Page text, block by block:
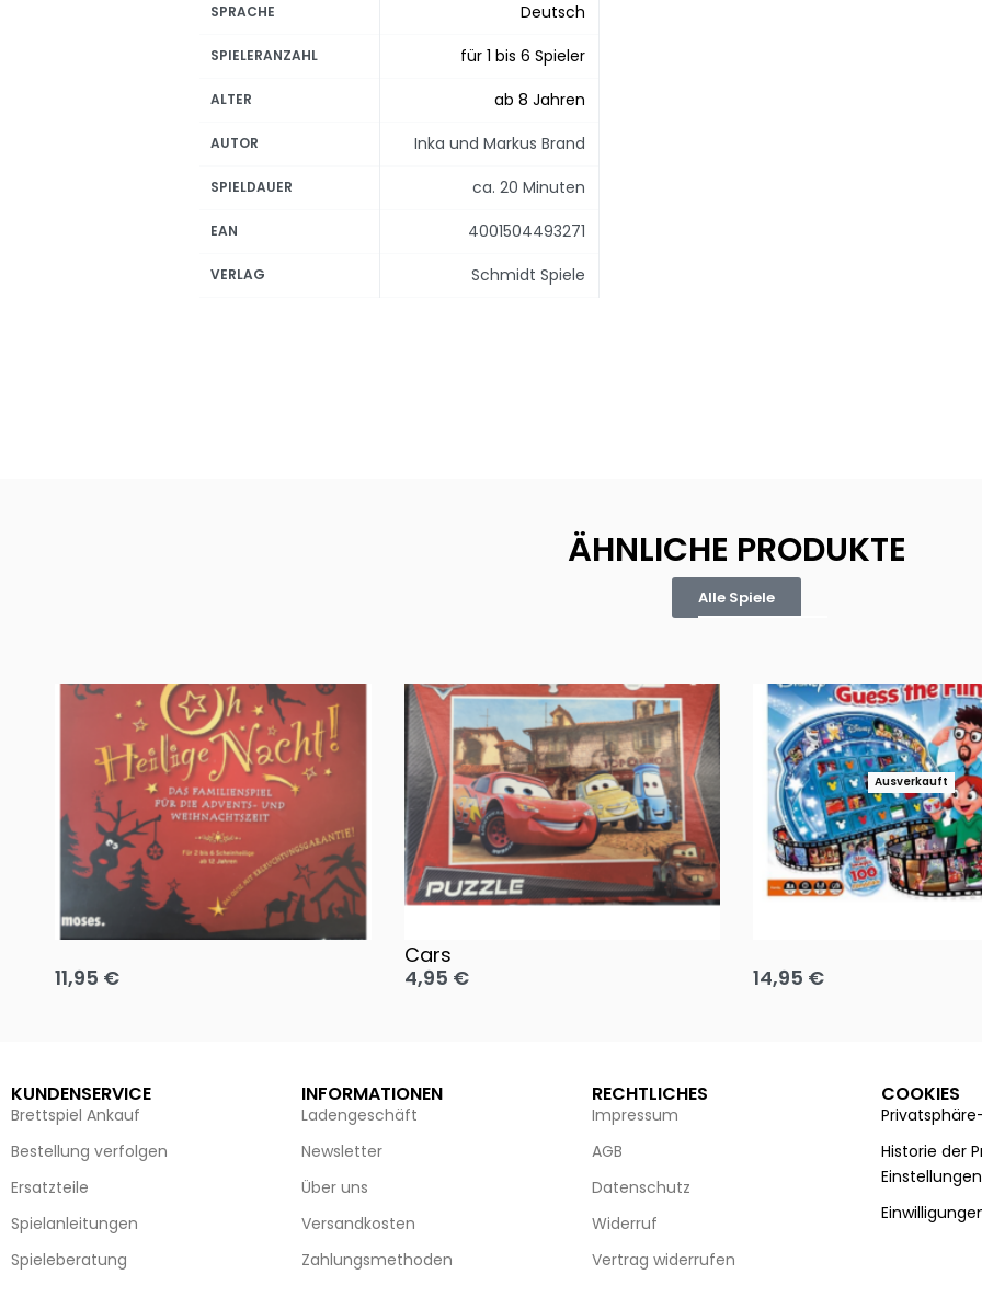
SPRACHE Deutsch
SPIELERANZAHL für 1 bis 6 Spieler
ALTER ab 8 Jahren
AUTOR Inka und Markus Brand
SPIELDAUER ca. 20 Minuten
EAN 4001504493271
VERLAG Schmidt Spiele
ÄHNLICHE PRODUKTE
Alle Spiele
Oh, heilige Nacht!
11,95 €
Cars
4,95 €
Ausverkauft
14,95 €
KUNDENSERVICE
Brettspiel Ankauf
Bestellung verfolgen
Ersatzteile
Spielanleitungen
Spieleberatung
INFORMATIONEN
Ladengeschäft
Newsletter
Über uns
Versandkosten
Zahlungsmethoden
RECHTLICHES
Impressum
AGB
Datenschutz
Widerruf
Vertrag widerrufen
COOKIES
Historie der
Einstellungen